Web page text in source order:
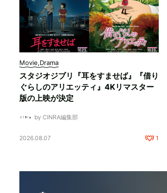
Movie,Drama
スタジオジブリ『耳をすませば』『借り
ぐらしのアリエッティ』4Kリマスター
版の上映が決定
by CINRA編集部
2026.08.07 1